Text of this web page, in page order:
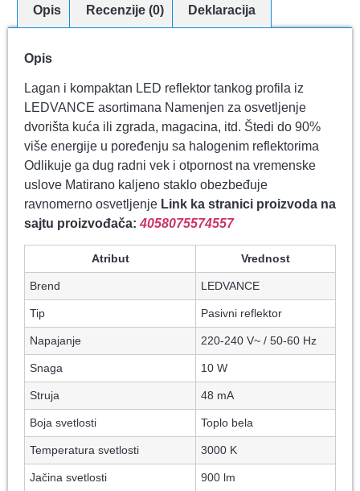
Opis Recenzije (0) Deklaracija
Opis
Lagan i kompaktan LED reflektor tankog profila iz
LEDVANCE asortimana Namenjen za osvetljenje
dvorišta kuća ili zgrada, magacina, itd. Štedi do 90%
više energije u poređenju sa halogenim reflektorima
Odlikuje ga dug radni vek i otpornost na vremenske
uslove Matirano kaljeno staklo obezbeđuje
ravnomerno osvetljenje Link ka stranici proizvoda na
sajtu proizvođača:4058075574557
Atribut Vrednost
Brend LEDVANCE
Tip Pasivni reflektor
Napajanje 220-240 V~ / 50-60 Hz
Snaga 10 W
Struja 48 mA
Boja svetlosti Toplo bela
Temperatura svetlosti 3000 K
Jačina svetlosti 900 lm